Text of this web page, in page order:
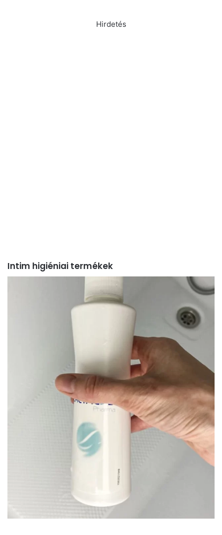
Hirdetés
Intim higiéniai termékek